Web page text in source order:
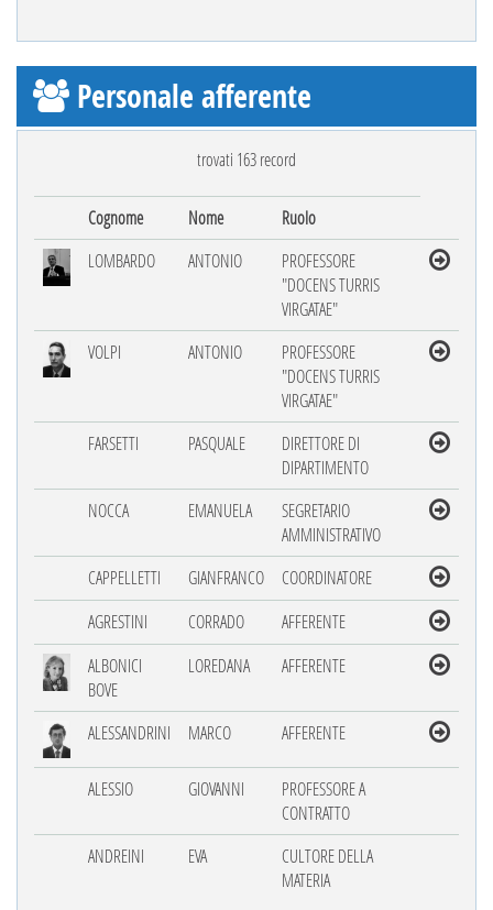
Personale afferente
trovati 163 record
Cognome Nome
Ruolo
LOMBARDO
ANTONIO
PROFESSORE
"DOCENS TURRIS
VIRGATAE"
VOLPI
ANTONIO
PROFESSORE
"DOCENS TURRIS
VIRGATAE"
FARSETTI
PASQUALE
DIRETTORE DI
DIPARTIMENTO
NOCCA
EMANUELA
SEGRETARIO
AMMINISTRATIVO
CAPPELLETTI
GIANFRANCO
COORDINATORE
AGRESTINI
CORRADO
AFFERENTE
ALBONICI
BOVE
LOREDANA AFFERENTE
ALESSANDRINI MARCO AFFERENTE
ALESSIO GIOVANNI
PROFESSORE A
CONTRATTO
ANDREINI
EVA
CULTORE DELLA
MATERIA